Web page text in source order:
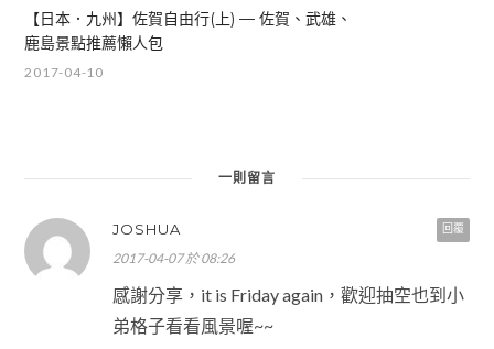
【日本．九州】佐賀自由行(上) — 佐賀、武雄、
鹿島景點推薦懶人包
2017-04-10
一則留言
回覆
JOSHUA
2017-04-07 於 08:26
感謝分享，it is Friday again，歡迎抽空也到小
弟格子看看風景喔~~